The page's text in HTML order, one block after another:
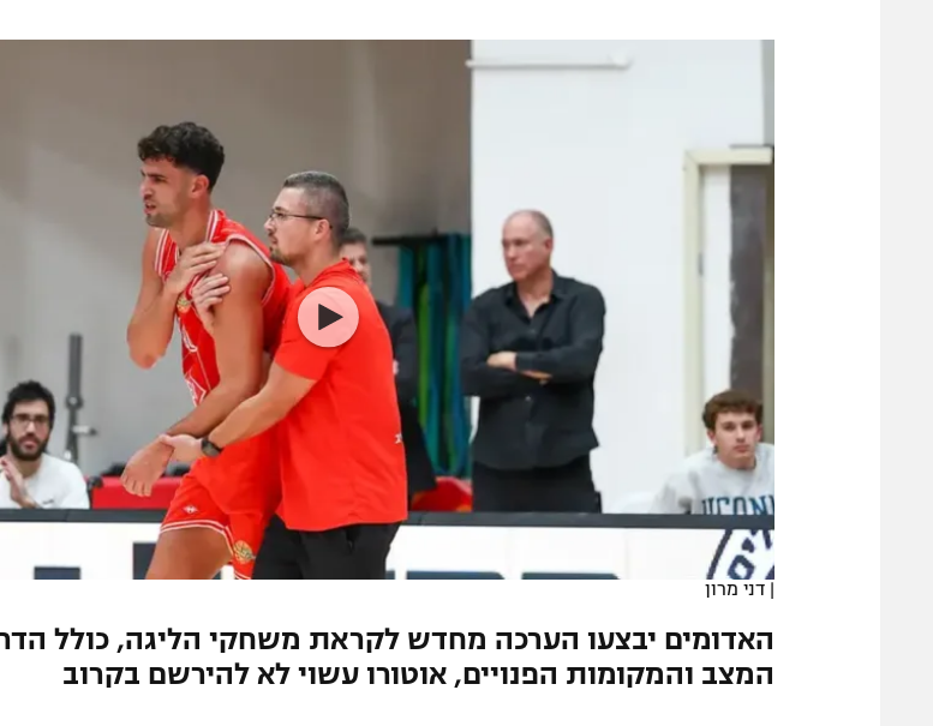
תנאי שימוש
מדיניות פרטיות
תקנון פעילות ספורט 1
רשיון להקרנה פומבית לבית עסק
הצטרפות לחבילת הערוצים
לוח דרושים – ג'ובנט
תגיות
המגזין
הפועל תל אביב
ליגה סינית
| דני מרון
האדומים יבצעו הערכה מחדש לקראת משחקי הליגה, כולל
המצב והמקומות הפנויים, אוטורו עשוי לא להירשם בקרוב